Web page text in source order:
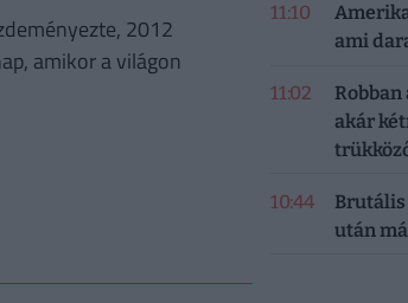
2012
amikor a világon
11:10
ami
11:02
akár
10:44
Brutális
után